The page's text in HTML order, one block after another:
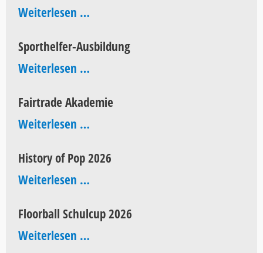
Weiterlesen …bergwärts
Sporthelfer-Ausbildung
Weiterlesen …Sporthelfer-
Fairtrade Akademie
Weiterlesen …Fairtrade
History of Pop 2026
Weiterlesen …History
Pop
2026
Floorball Schulcup 2026
Weiterlesen …Floorball